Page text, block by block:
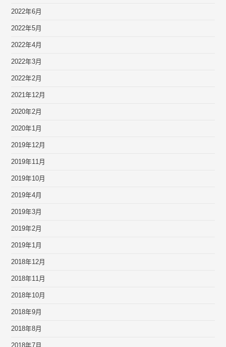
2022年6月
2022年5月
2022年4月
2022年3月
2022年2月
2021年12月
2020年2月
2020年1月
2019年12月
2019年11月
2019年10月
2019年4月
2019年3月
2019年2月
2019年1月
2018年12月
2018年11月
2018年10月
2018年9月
2018年8月
2018年7月